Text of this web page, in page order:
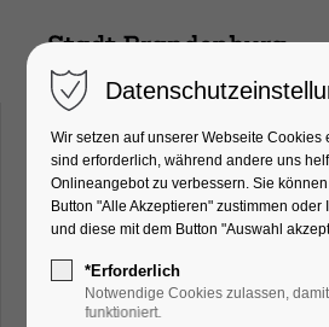
Weg"
Ausstellung, Kinder, Jugend,
Mitmach-Aktion
Wir setzen auf unserer Webseite Cookies
sind erforderlich, während andere uns
Onlineangebot zu verbessern. Sie
Button "Alle Akzeptieren" zustimmen
und diese mit dem Button "Auswahl
*Erforderlich
Notwendige Cookies zulassen,
funktioniert.